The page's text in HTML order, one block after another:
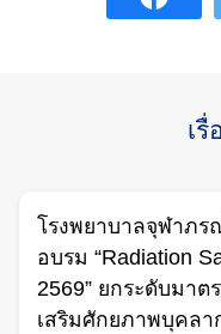
เรื่
โรงพยาบาลจุฬาภ
อบรม “Radiation
2569” ยกระดับมา
เสริมศักยภาพบุคล